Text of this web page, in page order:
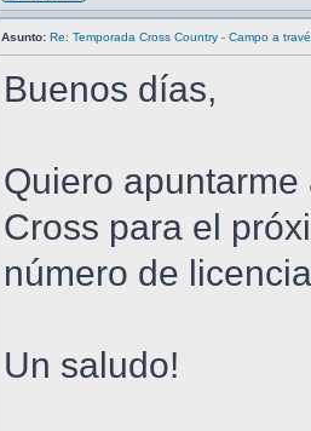
Asunto: Re: Temporada Cross Country - Campo a
Buenos días,
Quiero
Cross para el
número de
Un saludo!